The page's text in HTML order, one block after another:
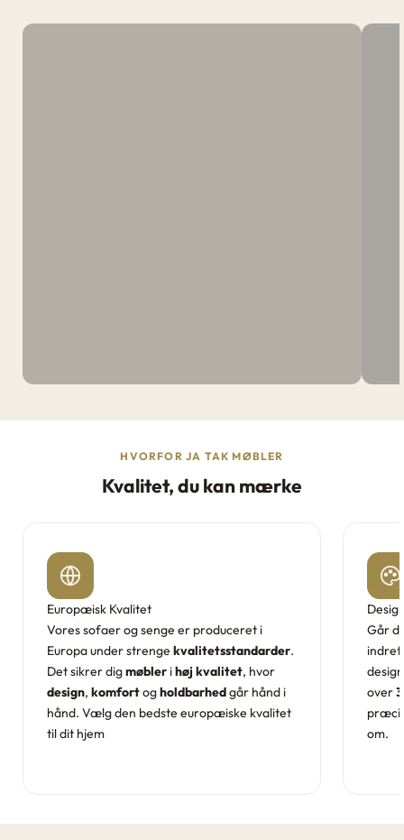
HVORFOR JA TAK MØBLER
Kvalitet, du kan mærke
Europæisk Kvalitet
Vores sofaer og senge er produceret i
Europa under strenge kvalitetsstandarder.
Det sikrer digmøblerihøj kvalitet, hvor
design, komfortogholdbarhedgår hånd i
hånd. Vælg den bedste europæiske kvalitet
til dit hjem
Går
over
om.